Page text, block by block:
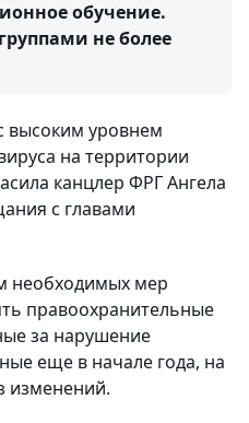
обучение.
не более
высоким уровнем
на территории
канцлер ФРГ Ангела
с главами
необходимых мер
правоохранительные
за нарушение
еще в начале года, на
изменений.